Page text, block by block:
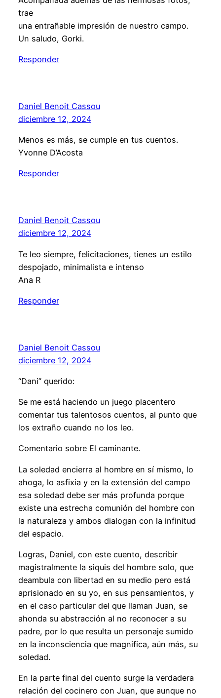
trae
una entrañable impresión de nuestro campo.
Un saludo, Gorki.
Responder
Daniel Benoit Cassou
diciembre 12, 2024
Menos es más, se cumple en tus cuentos.
Yvonne D’Acosta
Responder
Daniel Benoit Cassou
diciembre 12, 2024
Te leo siempre, felicitaciones, tienes un estilo
despojado, minimalista e intenso
Ana R
Responder
Daniel Benoit Cassou
diciembre 12, 2024
“Dani” querido:
Se me está haciendo un juego placentero
comentar tus talentosos cuentos, al punto que
los extraño cuando no los leo.
Comentario sobre El caminante.
La soledad encierra al hombre en sí mismo, lo
ahoga, lo asfixia y en la extensión del campo
esa soledad debe ser más profunda porque
existe una estrecha comunión del hombre con
la naturaleza y ambos dialogan con la infinitud
del espacio.
Logras, Daniel, con este cuento, describir
magistralmente la siquis del hombre solo, que
deambula con libertad en su medio pero está
aprisionado en su yo, en sus pensamientos, y
en el caso particular del que llaman Juan, se
ahonda su abstracción al no reconocer a su
padre, por lo que resulta un personaje sumido
en la inconsciencia que magnifica, aún más, su
soledad.
En la parte final del cuento surge la verdadera
relación del cocinero con Juan, que aunque no